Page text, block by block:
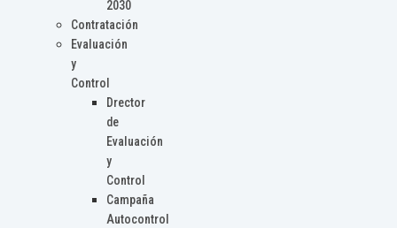
2030
Contratación
Evaluación
y
Control
Drector
de
Evaluación
y
Control
Campaña
Autocontrol